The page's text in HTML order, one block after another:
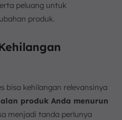
peluang untuk
produk.
bisa kehilangan relevansinya
produk Anda menurun
menjadi tanda perlunya